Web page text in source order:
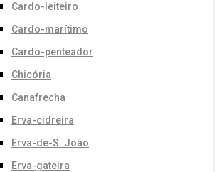
Cardo-leiteiro
Cardo-marítimo
Cardo-penteador
Chicória
Canafrecha
Erva-cidreira
Erva-de-S. João
Erva-gateira